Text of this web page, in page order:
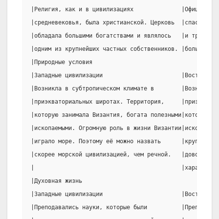
|Религия, как и в цивилизациях
|средневековья, была христианской. Церковь  |спасения.
|обладала большими богатствами и являлось   |и
|одним из крупнейших частных собственников.
|Природные условия
|Западные цивилизации
|Возникла в субтропическом климате в
|приэкваториальных широтах. Территория,
|которую занимала Византия, богата полезными|которую
|ископаемыми. Огромную роль в жизни
|играло море. Поэтому её можно назвать
|скорее морской цивилизацией, чем речной.
|                                           |характерно для
|Духовная жизнь
|Западные цивилизации
|Преподавались науки, которые были